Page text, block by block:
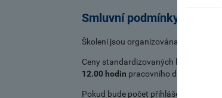
Smluvní podmínky
Školení jsou organizována podle
Ceny standardizovaných kurzů jsou
12.00 hodin pracovního dne, který
Pokud bude počet přihlášených